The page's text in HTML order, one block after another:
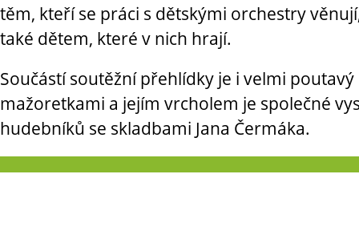
těm, kteří se práci s dětskými orchestry
také dětem, které v nich hrají.
Součástí soutěžní přehlídky je i velmi
mažoretkami a jejím vrcholem je společné
hudebníků se skladbami Jana Čermáka.